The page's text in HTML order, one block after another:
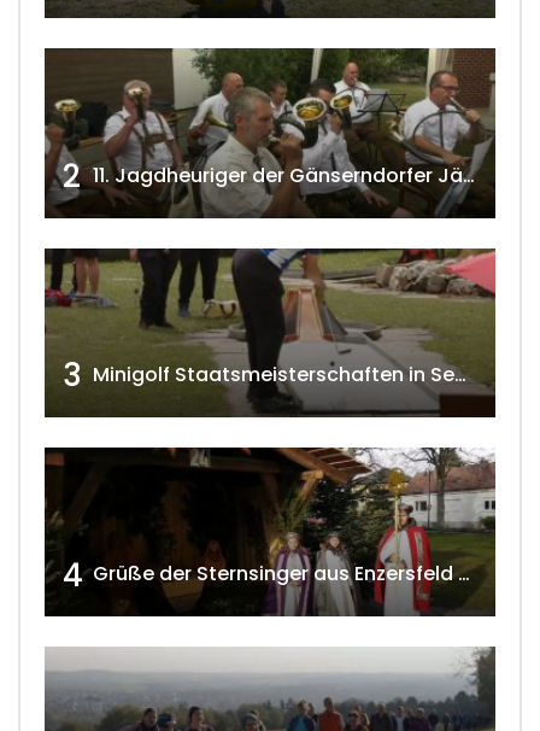
2 11. Jagdheuriger der Gänserndorfer Jäger 2020 w4tv166
3 Minigolf Staatsmeisterschaften in Seefeld-Kadolz w4tv174
4 Grüße der Sternsinger aus Enzersfeld – Klein-Engersdorf 2021 w4tv169